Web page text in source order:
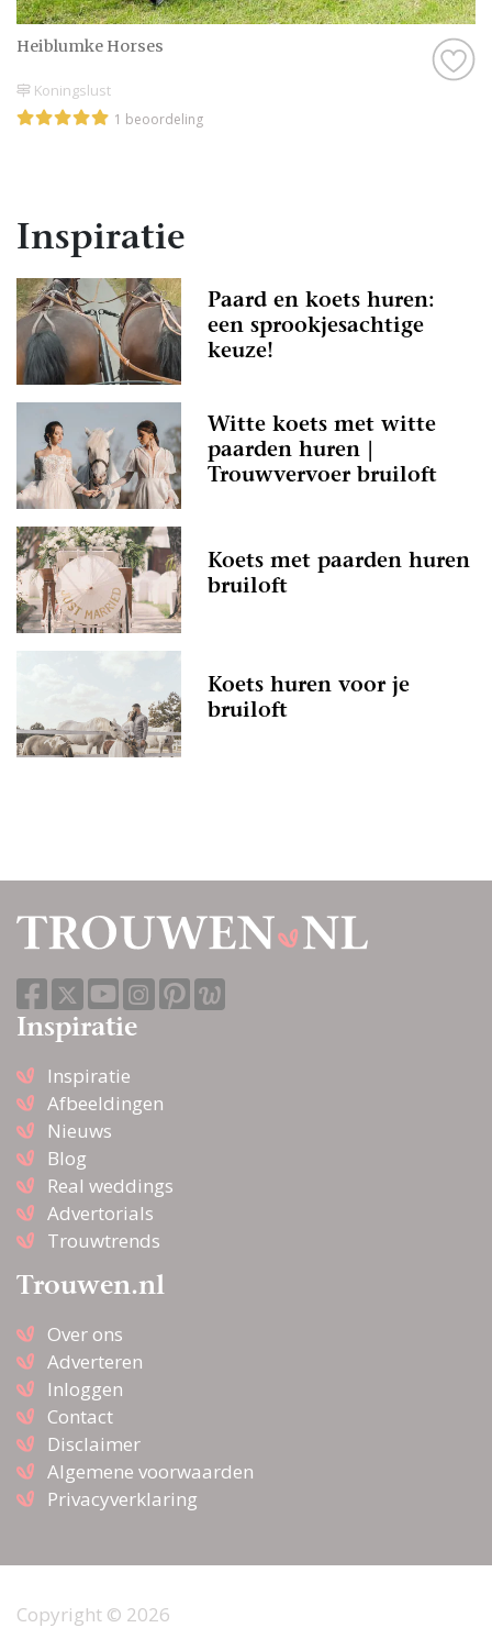
Heiblumke Horses
Koningslust
1 beoordeling
Inspiratie
Paard en koets huren:
een sprookjesachtige
keuze!
Witte koets met witte
paarden huren |
Trouwvervoer bruiloft
Koets met paarden huren
bruiloft
Koets huren voor je
bruiloft
Inspiratie
Inspiratie
Afbeeldingen
Nieuws
Blog
Real weddings
Advertorials
Trouwtrends
Trouwen.nl
Over ons
Adverteren
Inloggen
Contact
Disclaimer
Algemene voorwaarden
Privacyverklaring
Copyright © 2026